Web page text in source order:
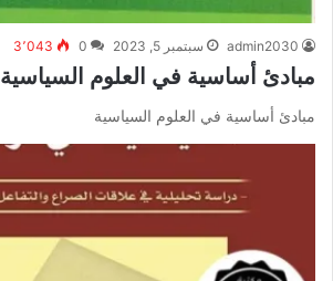
admin2030 سبتمبر 5, 2023 0 3٬043
مبادئ أساسية في العلوم السياسية
مبادئ أساسية في العلوم السياسية